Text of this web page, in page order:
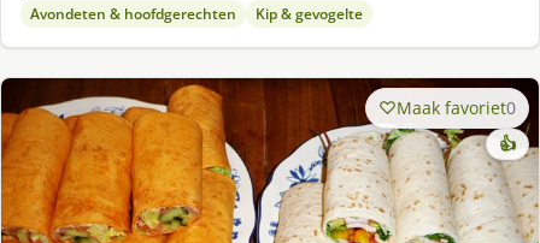
Avondeten & hoofdgerechten Kip & gevogelte
Maak favoriet0
👍